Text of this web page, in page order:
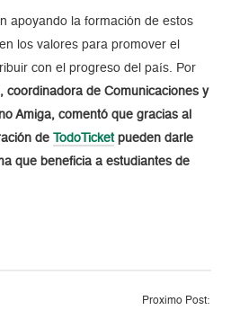
apoyando la formación de estos
los valores para promover el
con el progreso del país. Por
coordinadora de Comunicaciones y
Amiga, comentó que gracias al
de
TodoTicketpueden darle
que beneficia a estudiantes de
Proximo Post: